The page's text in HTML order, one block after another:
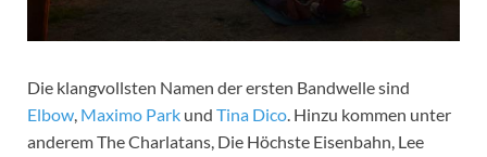
Die klangvollsten Namen der ersten Bandwelle sind
Elbow, Maximo Park und Tina Dico. Hinzu kommen unter
anderem The Charlatans, Die Höchste Eisenbahn, Lee